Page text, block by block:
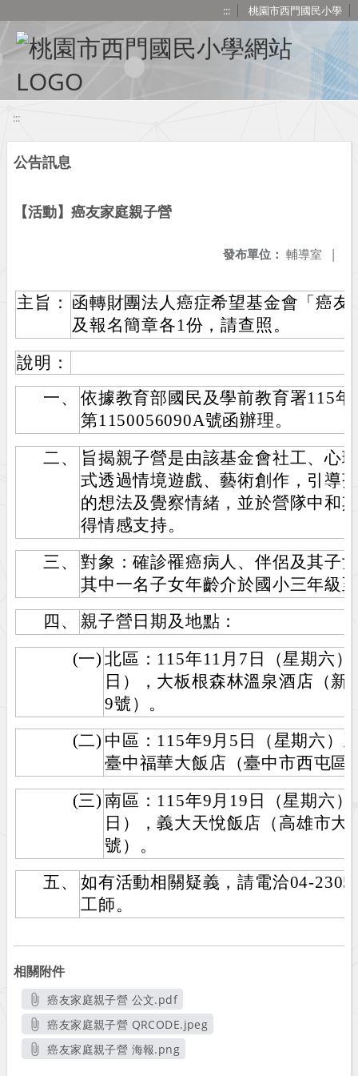
::: 桃園市西門國民小學
:::
公告訊息
【活動】癌友家庭親子營
發布單位： 輔導室 |
主旨： 函轉財團法人癌症希望基金會「癌
及報名簡章各1份，請查照。
說明：
一、
依據教育部國民及學前教育署115
第1150056090A號函辦理。
二、
旨揭親子營是由該基金會社工、心
式透過情境遊戲、藝術創作，引導
的想法及覺察情緒，並於營隊中和
得情感支持。
三、
對象：確診罹癌病人、伴侶及其子
其中一名子女年齡介於國小三年級
四、
親子營日期及地點：
(一) 北區：115年11月7日（星期六
日），大板根森林溫泉酒店（新
9號）。
(二) 中區：115年9月5日（星期六）
臺中福華大飯店（臺中市西屯區
(三) 南區：115年9月19日（星期六
日），義大天悅飯店（高雄市大
號）。
五、
如有活動相關疑義，請電洽04-
工師。
相關附件
癌友家庭親子營 公文.pdf
另開新視窗
癌友家庭親子營 QRCODE.jpeg
另開新視窗
癌友家庭親子營 海報.png